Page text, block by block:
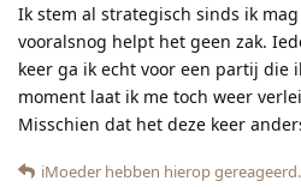
Ik stem al strategisch sinds ik
vooralsnog helpt het geen zak.
keer ga ik echt voor een partij die
moment laat ik me toch weer
Misschien dat het deze keer
iMoeder hebben hierop gereageerd.